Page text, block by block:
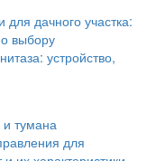
дачного участка:
выбору
устройство,
тумана
для